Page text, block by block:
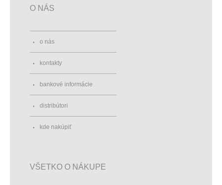
O NÁS
o nás
kontakty
bankové informácie
distribútori
kde nakúpiť
VŠETKO O NÁKUPE